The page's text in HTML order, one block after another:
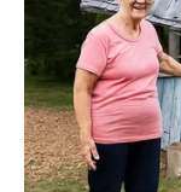
kroz poruku ili
može nastati
Veče donosi
iznenađenja.